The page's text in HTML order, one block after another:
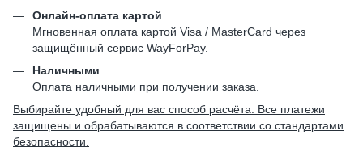
Онлайн-оплата картой
Мгновенная оплата картой Visa / MasterCard через
защищённый сервис WayForPay.
Наличными
Оплата наличными при получении заказа.
Выбирайте удобный для вас способ расчёта. Все платежи
защищены и обрабатываются в соответствии со стандартами
безопасности.